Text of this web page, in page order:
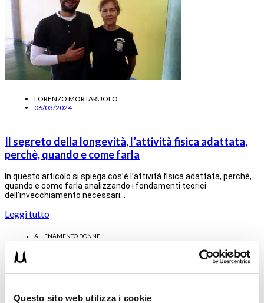
Questo sito web utilizza i cookie
LORENZO MORTARUOLO
06/03/2024
Il segreto della longevità, l’attività fisica adattata,
perchè, quando e come farla
In questo articolo si spiega cos’è l’attività fisica adattata, perchè,
quando e come farla analizzando i fondamenti teorici
dell’invecchiamento necessari…
Leggi tutto
ALLENAMENTO DONNE